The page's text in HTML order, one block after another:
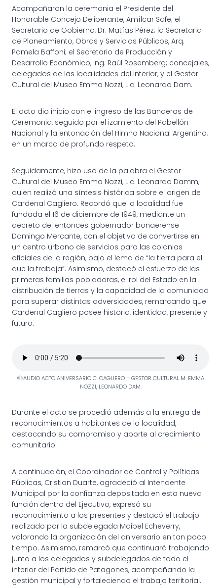
Acompañaron la ceremonia el Presidente del
Honorable Concejo Deliberante, Amílcar Safe; el
Secretario de Gobierno, Dr. Matías Pérez; la Secretaria
de Planeamiento, Obras y Servicios Públicos, Arq.
Pamela Baffoni; el Secretario de Producción y
Desarrollo Económico, Ing. Raúl Rosemberg; concejales,
delegados de las localidades del Interior, y el Gestor
Cultural del Museo Emma Nozzi, Lic. Leonardo Dam.
El acto dio inicio con el ingreso de las Banderas de
Ceremonia, seguido por el izamiento del Pabellón
Nacional y la entonación del Himno Nacional Argentino,
en un marco de profundo respeto.
Seguidamente, hizo uso de la palabra el Gestor
Cultural del Museo Emma Nozzi, Lic. Leonardo Damm,
quien realizó una síntesis histórica sobre el origen de
Cardenal Cagliero. Recordó que la localidad fue
fundada el 16 de diciembre de 1949, mediante un
decreto del entonces gobernador bonaerense
Domingo Mercante, con el objetivo de convertirse en
un centro urbano de servicios para las colonias
oficiales de la región, bajo el lema de “la tierra para el
que la trabaja”. Asimismo, destacó el esfuerzo de las
primeras familias pobladoras, el rol del Estado en la
distribución de tierras y la capacidad de la comunidad
para superar distintas adversidades, remarcando que
Cardenal Cagliero posee historia, identidad, presente y
futuro.
AUDIO ACTO ANIVERSARIO C. CAGLIERO – GESTOR CULTURAL M. EMMA
NOZZI, LEONARDO DAM.
Durante el acto se procedió además a la entrega de
reconocimientos a habitantes de la localidad,
destacando su compromiso y aporte al crecimiento
comunitario.
A continuación, el Coordinador de Control y Políticas
Públicas, Cristian Duarte, agradeció al Intendente
Municipal por la confianza depositada en esta nueva
función dentro del Ejecutivo, expresó su
reconocimiento a los presentes y destacó el trabajo
realizado por la subdelegada Maibel Echeverry,
valorando la organización del aniversario en tan poco
tiempo. Asimismo, remarcó que continuará trabajando
junto a los delegados y subdelegados de todo el
interior del Partido de Patagones, acompañando la
gestión municipal y fortaleciendo el trabajo territorial.